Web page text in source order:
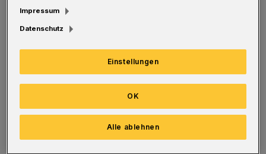
dann auch den Sieg holten.
Finnland, Australien – und Deutschland auf ...
ESC-Blog des Wuppertaler
Musikexperten Peter Bergener
Finnland, Australien – und
Deutschland auf ...
Was für eine Freude für Bulgarien, wo sie
doch dieses Jahr als Rückkehrer beim ESC
Impressum
Datenschutz
Einstellungen
Alle ablehnen
OK